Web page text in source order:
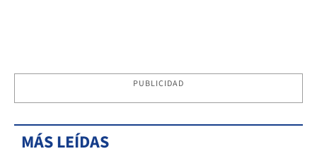
PUBLICIDAD
MÁS LEÍDAS